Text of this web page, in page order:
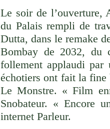
Le soir de l’ouverture,
du Palais rempli de
Dutta, dans le remake
Bombay de 2032, du
follement applaudi par
échotiers ont fait la
Le Monstre. « Film
Snobateur. « Encore
internet Parleur.